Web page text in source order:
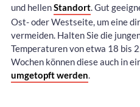
und hellenStandort . Gut
Ost- oder Westseite, um eine
vermeiden. Halten Sie die
Temperaturen von etwa 18 bis
Wochen können diese auch in
umgetopft werden